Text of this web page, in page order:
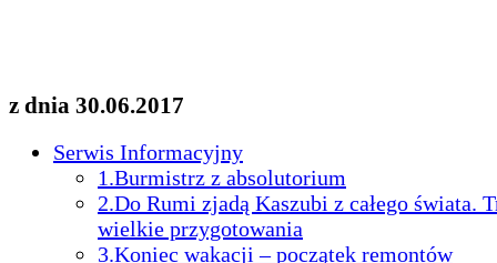
z dnia 30.06.2017
Serwis Informacyjny
1.Burmistrz z absolutorium
2.Do Rumi zjadą Kaszubi z całego świata.
wielkie przygotowania
3.Koniec wakacji – początek remontów